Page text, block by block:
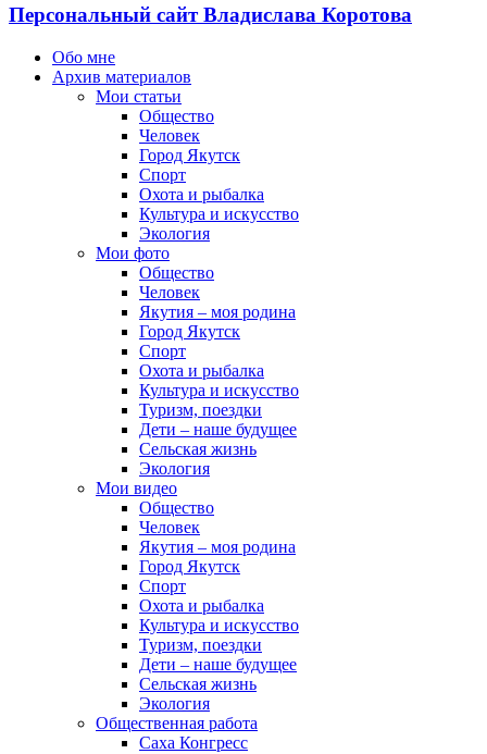
Персональный сайт Владислава Коротова
Обо мне
Архив материалов
Мои статьи
Общество
Человек
Город Якутск
Спорт
Охота и рыбалка
Культура и искусство
Экология
Мои фото
Общество
Человек
Якутия – моя родина
Город Якутск
Спорт
Охота и рыбалка
Культура и искусство
Туризм, поездки
Дети – наше будущее
Сельская жизнь
Экология
Мои видео
Общество
Человек
Якутия – моя родина
Город Якутск
Спорт
Охота и рыбалка
Культура и искусство
Туризм, поездки
Дети – наше будущее
Сельская жизнь
Экология
Общественная работа
Саха Конгресс